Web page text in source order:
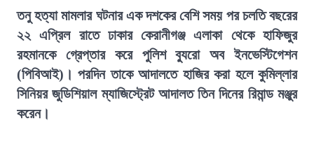
তনু হত্যা মামলার ঘটনার এক দশকের বেশি সময় পর চলতি বছরের
২২ এপ্রিল রাতে ঢাকার কেরানীগঞ্জ এলাকা থেকে হাফিজুর
রহমানকে গ্রেপ্তার করে পুলিশ ব্যুরো অব ইনভেস্টিগেশন
(পিবিআই)। পরদিন তাকে আদালতে হাজির করা হলে কুমিল্লার
সিনিয়র জুডিশিয়াল ম্যাজিস্ট্রেট আদালত তিন দিনের রিমান্ড মঞ্জুর
করেন।